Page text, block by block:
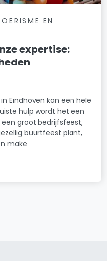
EN
expertise:
Eindhoven kan een hele
hulp wordt het een
groot bedrijfsfeest,
buurtfeest plant,
make